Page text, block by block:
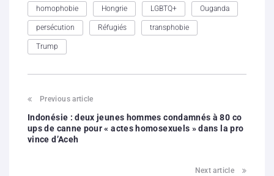
homophobie Hongrie LGBTQ+ Ouganda
persécution Réfugiés transphobie
Trump
Previous article
Indonésie : deux jeunes hommes condamnés à 80 co
ups de canne pour « actes homosexuels » dans la pro
vince d’Aceh
Next article